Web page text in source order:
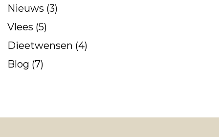
Nieuws (3)
Vlees (5)
Dieetwensen (4)
Blog (7)